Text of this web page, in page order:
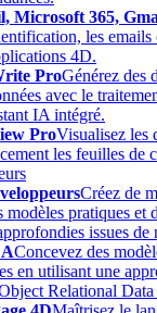
Microsoft 365,
les
4D.
ProGénérez des
avec le
IA intégré.
ProVisualisez les
les feuilles de
Créez de
modèles pratiques et
issues de
Concevez des
en utilisant une
Relational Data